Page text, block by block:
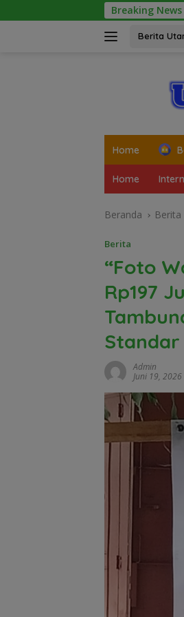
ke
Breaking News
Peringatan Hari Anak Nasional
Berita
Home
Home
Beranda Berita
Berita
“Foto
Rp197
Standar
Admin
Juni 19, 2026